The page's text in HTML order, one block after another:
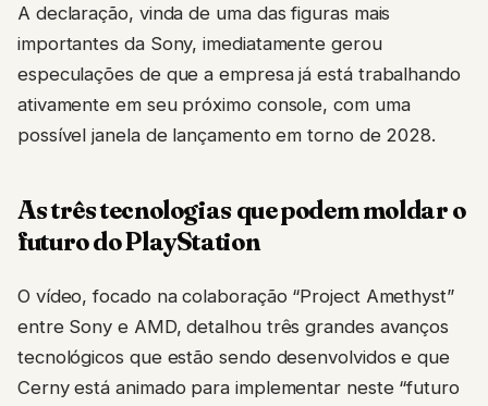
A declaração, vinda de uma das figuras mais
importantes da Sony, imediatamente gerou
especulações de que a empresa já está trabalhando
ativamente em seu próximo console, com uma
possível janela de lançamento em torno de 2028.
As três tecnologias que podem moldar o
futuro do PlayStation
O vídeo, focado na colaboração “Project Amethyst”
entre Sony e AMD, detalhou três grandes avanços
tecnológicos que estão sendo desenvolvidos e que
Cerny está animado para implementar neste “futuro